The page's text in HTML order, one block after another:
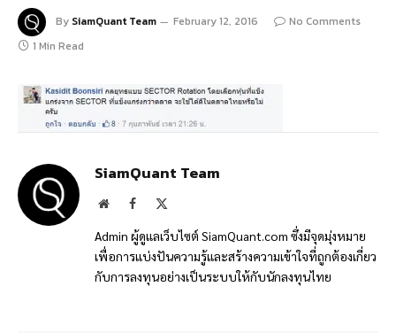
By SiamQuant Team February 12, 2016
No Comments
1 Min Read
SiamQuant Team
WebsiteFacebook
Admin ผู้ดูแลเว็บไซต์ SiamQuant.com ซึ่งมีจุดมุ่งหมาย
เพื่อการแบ่งปันความรู้และสร้างความเข้าใจที่ถูกต้องเกี่ยว
กับการลงทุนอย่างเป็นระบบให้กับนักลงทุนไทย